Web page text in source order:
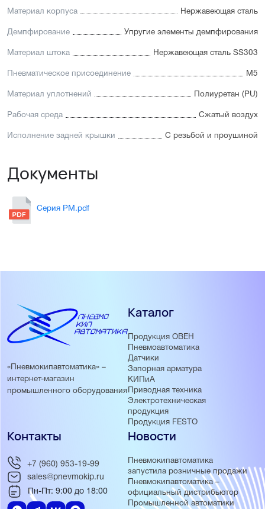
Материал корпуса Нержавеющая сталь
Демпфирование Упругие элементы демпфирования
Материал штока Нержавеющая сталь SS303
Пневматическое присоединение М5
Материал уплотнений Полиуретан (PU)
Рабочая среда Сжатый воздух
Исполнение задней крышки С резьбой и проушиной
Документы
Серия PM.pdf
«Пневмокипавтоматика» –
интернет-магазин
промышленного оборудования
Каталог
Продукция ОВЕН
Пневмоавтоматика
Датчики
Запорная арматура
КИПиА
Приводная техника
Электротехническая
продукция
Продукция FESTO
Новости
Пневмокипавтоматика
запустила розничные продажи
Пневмокипавтоматика –
официальный дистрибьютор
Промышленной автоматики
Контакты
+7 (960) 953-19-99
sales@pnevmokip.ru
Пн-Пт: 9:00 до 18:00